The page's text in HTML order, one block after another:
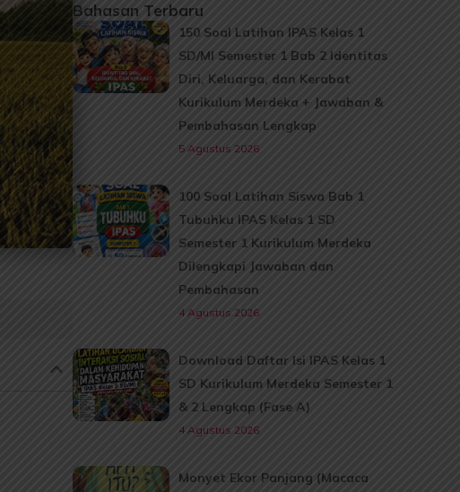
Bahasan Terbaru
150 Soal Latihan IPAS Kelas 1
SD/MI Semester 1 Bab 2 Identitas
Diri, Keluarga, dan Kerabat
Kurikulum Merdeka + Jawaban &
Pembahasan Lengkap
5 Agustus 2026
100 Soal Latihan Siswa Bab 1
Tubuhku IPAS Kelas 1 SD
Semester 1 Kurikulum Merdeka
Dilengkapi Jawaban dan
Pembahasan
4 Agustus 2026
Download Daftar Isi IPAS Kelas 1
SD Kurikulum Merdeka Semester 1
& 2 Lengkap (Fase A)
4 Agustus 2026
Monyet Ekor Panjang (Macaca